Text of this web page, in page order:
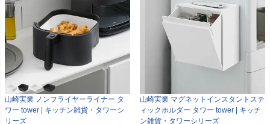
山崎実業 ノンフライヤーライナー タ
ワー tower | キッチン雑貨・タワーシ
リーズ
山崎実業 マグネットインスタントステ
ィックホルダー タワー tower | キッチ
ン雑貨・タワーシリーズ